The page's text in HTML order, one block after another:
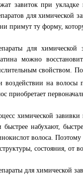
завиток при
для химической
примут ту форму,
для химической
можно
свойством.
воздействии на волосы
приобретает
химической
быстрее набухают,
волоса.
состояния, от
для химической